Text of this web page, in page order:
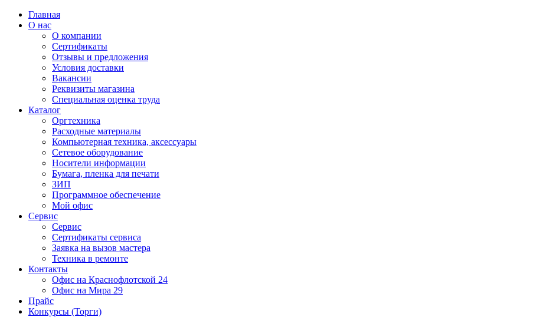
Главная
О нас
О компании
Сертификаты
Отзывы и предложения
Условия доставки
Вакансии
Реквизиты магазина
Специальная оценка труда
Каталог
Оргтехника
Расходные материалы
Компьютерная техника, аксессуары
Сетевое оборудование
Носители информации
Бумага, пленка для печати
ЗИП
Программное обеспечение
Мой офис
Сервис
Сервис
Сертификаты сервиса
Заявка на вызов мастера
Техника в ремонте
Контакты
Офис на Краснофлотской 24
Офис на Мира 29
Прайс
Конкурсы (Торги)